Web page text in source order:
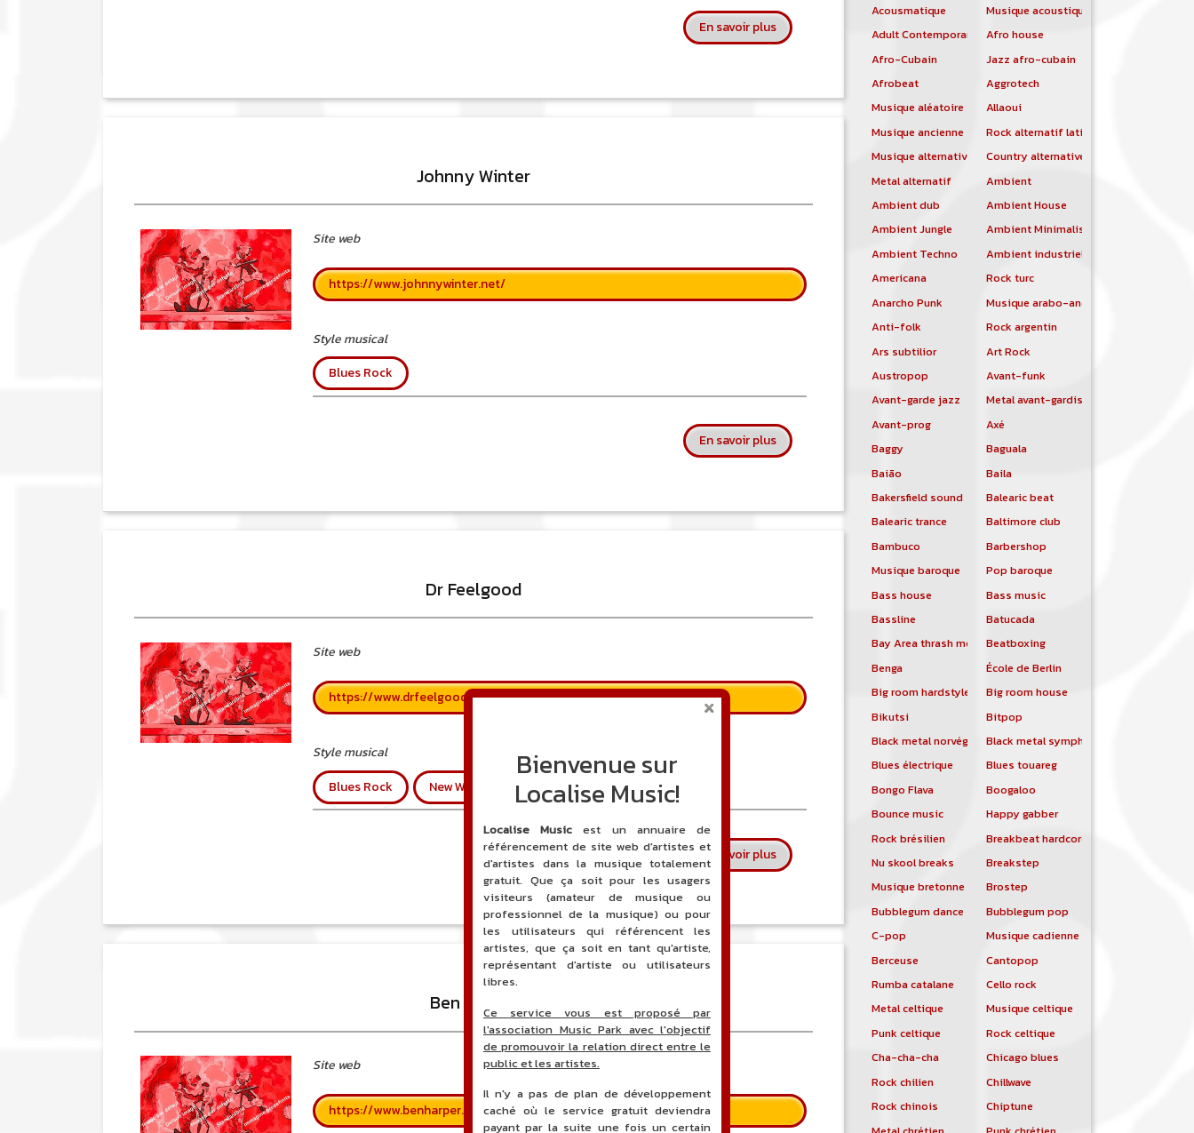
En savoir plussur Led Zeppelin
Johnny Winter
Site web
https://www.johnnywinter.net/
Style musical
Blues Rock
En savoir plussur Johnny Winter
Dr Feelgood
Site web
https://www.drfeelgood.org/
Style musical
Blues Rock
New Wave Pub Rock
En savoir plussur Dr Feelgood
Ben Harper
Site web
https://www.benharper.com/
Acousmatique
Musique acoustique
Adult Contemporary
Afro house
Afro-Cubain
Jazz afro-cubain
Afrobeat
Aggrotech
Musique aléatoire
Allaoui
Musique ancienne
Rock alternatif latino
Musique alternative
Country alternative
Metal alternatif
Ambient
Ambient dub
Ambient House
Ambient Jungle
Ambient Minimalist
Ambient Techno
Ambient industriel
Americana
Rock turc
Anarcho Punk
Musique arabo-andalouse
Anti-folk
Rock argentin
Ars subtilior
Art Rock
Austropop
Avant-funk
Avant-garde jazz
Metal avant-gardiste
Avant-prog
Axé
Baggy
Baguala
Baião
Baila
Bakersfield sound
Balearic beat
Balearic trance
Baltimore club
Bambuco
Barbershop
Musique baroque
Pop baroque
Bass house
Bass music
Bassline
Batucada
Bay Area thrash metal Beatboxing
Benga
École de Berlin
Big room hardstyle
Big room house
Bikutsi
Bitpop
Black metal norvégien
Black metal symphonique
Blues électrique
Blues touareg
Bongo Flava
Boogaloo
Bounce music
Happy gabber
Rock brésilien
Breakbeat hardcore
Nu skool breaks
Breakstep
Musique bretonne
Brostep
Bubblegum dance
Bubblegum pop
C-pop
Musique cadienne
Berceuse
Cantopop
Rumba catalane
Cello rock
Metal celtique
Musique celtique
Punk celtique
Rock celtique
Cha-cha-cha
Chicago blues
Rock chilien
Chillwave
Rock chinois
Chiptune
Bienvenue sur
Localise Music!
Localise Music est un annuaire de
référencement de site web d'artistes et
d'artistes dans la musique totalement
gratuit. Que ça soit pour les usagers
visiteurs (amateur de musique ou
professionnel de la musique) ou pour
les utilisateurs qui référencent les
artistes, que ça soit en tant qu'artiste,
représentant d'artiste ou utilisateurs
libres.
Ce service vous est proposé par
l'association Music Park avec l'objectif
de promouvoir la relation direct entre le
public et les artistes.
Il n'y a pas de plan de développement
caché où le service gratuit deviendra
payant par la suite une fois un certain